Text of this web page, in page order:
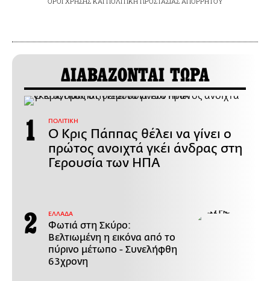
ΔΙΑΒΑΖΟΝΤΑΙ ΤΩΡΑ
ΠΟΛΙΤΙΚΗ
Ο Κρις Πάππας θέλει να γίνει ο
πρώτος ανοιχτά γκέι άνδρας στη
Γερουσία των ΗΠΑ
ΕΛΛΑΔΑ
Φωτιά στη Σκύρο:
Βελτιωμένη η εικόνα από το
πύρινο μέτωπο - Συνελήφθη
63χρονη